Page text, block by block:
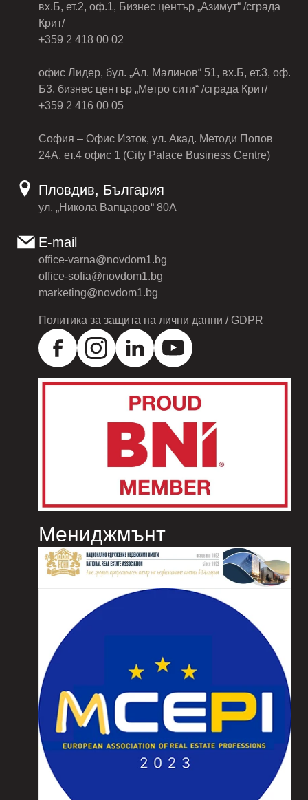
вх.Б, ет.2, оф.1, Бизнес център „Азимут“ /сграда
Крит/
+359 2 418 00 02
офис Лидер, бул. „Ал. Малинов“ 51, вх.Б, ет.3, оф.
Б3, бизнес център „Метро сити“ /сграда Крит/
+359 2 416 00 05
София – Офис Изток, ул. Акад. Методи Попов
24А, ет.4 офис 1 (City Palace Business Centre)
Пловдив, България
ул. „Никола Вапцаров“ 80А
E-mail
office-varna@novdom1.bg
office-sofia@novdom1.bg
marketing@novdom1.bg
Политика за защита на лични данни / GDPR
Мениджмънт